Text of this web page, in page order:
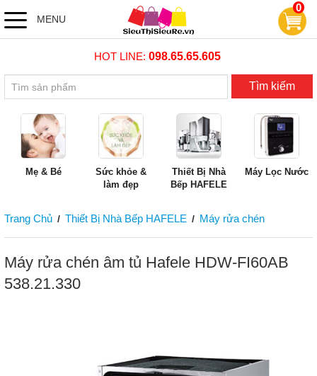
MENU
0
HOT LINE: 098.65.65.605
Tìm kiếm
Mẹ & Bé
Sức khỏe &
làm đẹp
Thiết Bị Nhà
Bếp HAFELE
Máy Lọc Nước
Trang Chủ / Thiết Bị Nhà Bếp HAFELE / Máy rửa chén
Máy rửa chén âm tủ Hafele HDW-FI60AB
538.21.330